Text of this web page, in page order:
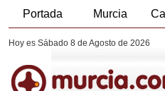
Portada Murcia
Hoy es Sábado 8 de Agosto de 2026